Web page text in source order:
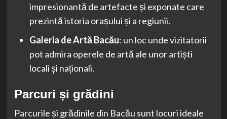
impresionantă de artefacte și exponate care
prezintă istoria orașului și a regiunii.
Galeria de Artă Bacău: un loc unde vizitatorii
pot admira operele de artă ale unor artiști
locali și naționali.
Parcuri și grădini
Parcurile și grădinile din Bacău sunt locuri ideale